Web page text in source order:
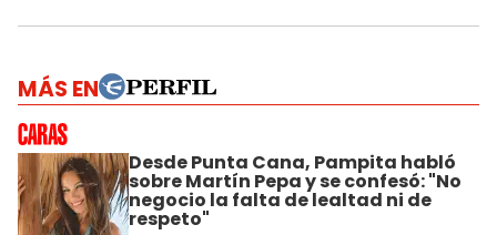
MÁS EN
Desde Punta Cana, Pampita habló
sobre Martín Pepa y se confesó: "No
negocio la falta de lealtad ni de
respeto"